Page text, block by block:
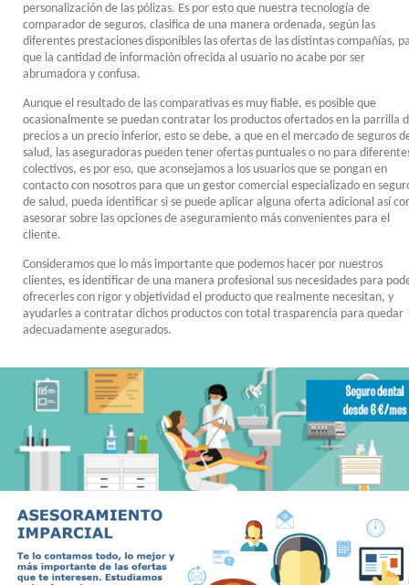
personalización de las pólizas. Es por esto que nuestra tecnología de
comparador de seguros, clasifica de una manera ordenada, según las
diferentes prestaciones disponibles las ofertas de las distintas compañías,
que la cantidad de información ofrecida al usuario no acabe por ser
abrumadora y confusa.
Aunque el resultado de las comparativas es muy fiable, es posible que
ocasionalmente se puedan contratar los productos ofertados en la parrilla
precios a un precio inferior, esto se debe, a que en el mercado de seguros
salud, las aseguradoras pueden tener ofertas puntuales o no para
colectivos, es por eso, que aconsejamos a los usuarios que se pongan en
contacto con nosotros para que un gestor comercial especializado en
de salud, pueda identificar si se puede aplicar alguna oferta adicional así
asesorar sobre las opciones de aseguramiento más convenientes para el
cliente.
Consideramos que lo más importante que podemos hacer por nuestros
clientes, es identificar de una manera profesional sus necesidades para
ofrecerles con rigor y objetividad el producto que realmente necesitan, y
ayudarles a contratar dichos productos con total trasparencia para quedar
adecuadamente asegurados.